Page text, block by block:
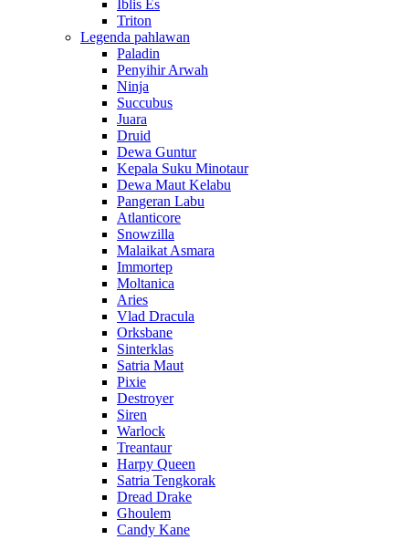
Iblis Es
Triton
Legenda pahlawan
Paladin
Penyihir Arwah
Ninja
Succubus
Juara
Druid
Dewa Guntur
Kepala Suku Minotaur
Dewa Maut Kelabu
Pangeran Labu
Atlanticore
Snowzilla
Malaikat Asmara
Immortep
Moltanica
Aries
Vlad Dracula
Orksbane
Sinterklas
Satria Maut
Pixie
Destroyer
Siren
Warlock
Treantaur
Harpy Queen
Satria Tengkorak
Dread Drake
Ghoulem
Candy Kane